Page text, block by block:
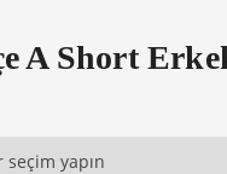
A Short